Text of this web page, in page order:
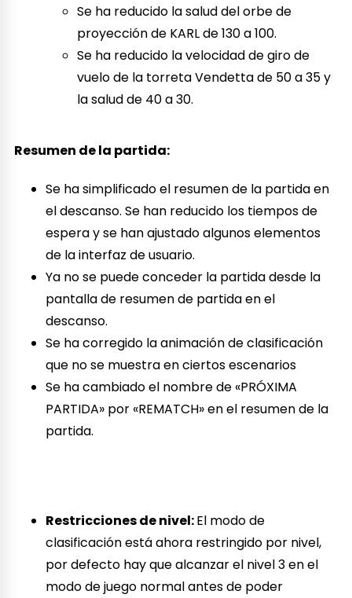
Se ha reducido la salud del orbe de
proyección de KARL de 130 a 100.
Se ha reducido la velocidad de giro de
vuelo de la torreta Vendetta de 50 a 35 y
la salud de 40 a 30.
Resumen de la partida:
Se ha simplificado el resumen de la partida en
el descanso. Se han reducido los tiempos de
espera y se han ajustado algunos elementos
de la interfaz de usuario.
Ya no se puede conceder la partida desde la
pantalla de resumen de partida en el
descanso.
Se ha corregido la animación de clasificación
que no se muestra en ciertos escenarios
Se ha cambiado el nombre de «PRÓXIMA
PARTIDA» por «REMATCH» en el resumen de la
partida.
Restricciones de nivel:El modo de
clasificación está ahora restringido por nivel,
por defecto hay que alcanzar el nivel 3 en el
modo de juego normal antes de poder